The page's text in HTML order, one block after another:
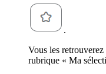
.
Vous les
rubrique « Ma